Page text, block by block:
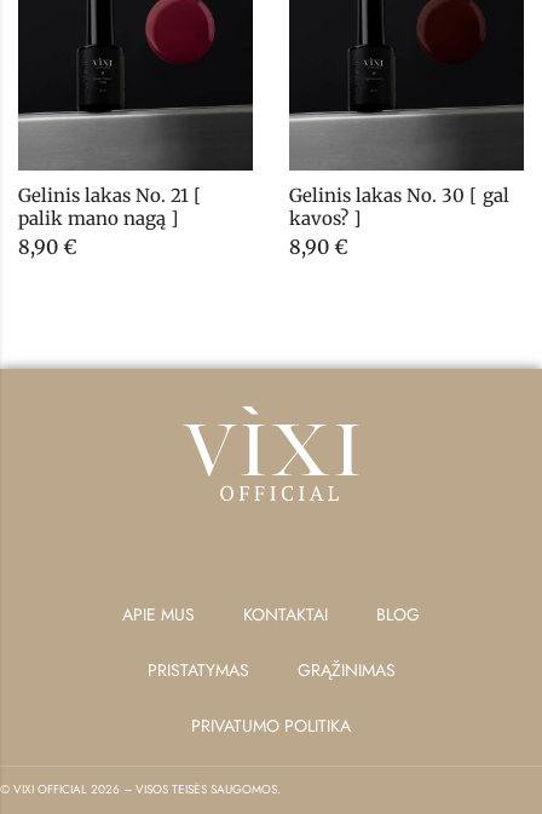
Gelinis lakas No. 21 [
palik mano nagą ]
8,90 €
Gelinis lakas No. 30 [ gal
kavos? ]
8,90 €
APIE MUS KONTAKTAI BLOG
PRISTATYMAS GRĄŽINIMAS
PRIVATUMO POLITIKA
© VIXI OFFICIAL 2026 – VISOS TEISĖS SAUGOMOS.